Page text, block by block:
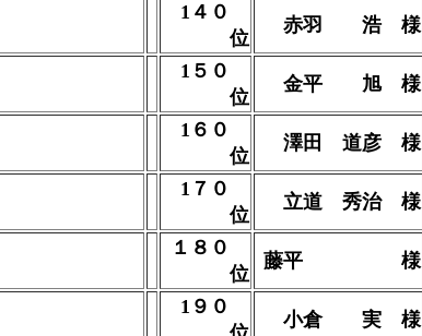
1４０
位
赤羽 浩 様
1５０
位
金平 旭 様
1６０
位
澤田 道彦 様
1７０
位
立道 秀治 様
１８０
位
藤平 様
1９０
小倉 実 様